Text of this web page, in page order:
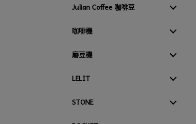
Julian Coffee 咖啡豆
咖啡機
磨豆機
LELIT
STONE